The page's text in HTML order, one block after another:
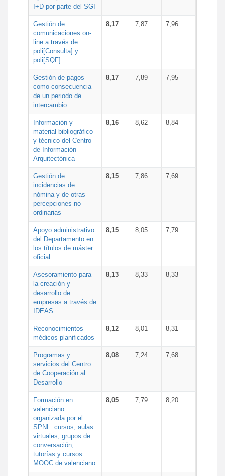
I+D por parte del SGI
Gestión de
comunicaciones on-
line a través de
poli[Consulta] y
poli[SQF]
8,17 7,87 7,96
Gestión de pagos
como consecuencia
de un periodo de
intercambio
8,17 7,89 7,95
Información y
material bibliográfico
y técnico del Centro
de Información
Arquitectónica
8,16 8,62 8,84
Gestión de
incidencias de
nómina y de otras
percepciones no
ordinarias
8,15 7,86 7,69
Apoyo administrativo
del Departamento en
los títulos de máster
oficial
8,15 8,05 7,79
Asesoramiento para
la creación y
desarrollo de
empresas a través de
IDEAS
8,13 8,33 8,33
Reconocimientos
médicos planificados
8,12 8,01 8,31
Programas y
servicios del Centro
de Cooperación al
Desarrollo
8,08 7,24 7,68
Formación en
valenciano
organizada por el
SPNL: cursos, aulas
virtuales, grupos de
conversación,
tutorías y cursos
MOOC de valenciano
8,05 7,79 8,20